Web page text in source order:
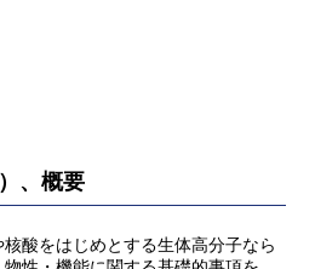
、概要
酸をはじめとする生体高分子なら